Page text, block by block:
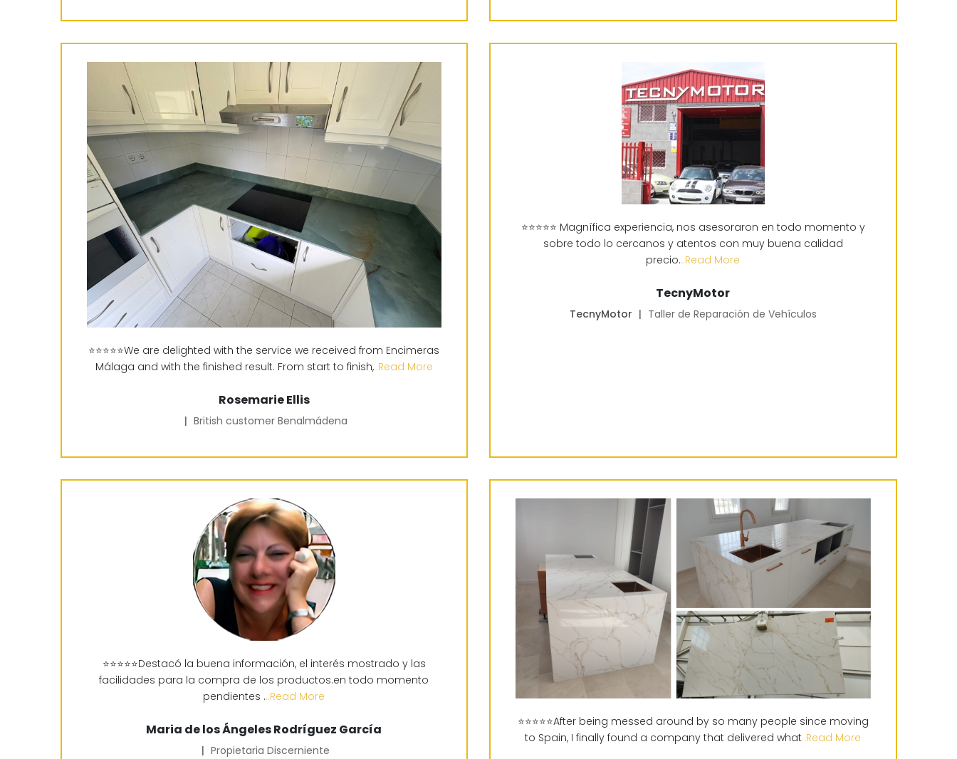
⭐⭐⭐⭐⭐We are delighted with the service we received from Encimeras
Málaga and with the finished result. From start to finish,..Read More
Rosemarie Ellis
| British customer Benalmádena
⭐⭐⭐⭐⭐ Magnífica experiencia, nos asesoraron en todo momento y
sobre todo lo cercanos y atentos con muy buena calidad
precio...Read More
TecnyMotor
TecnyMotor | Taller de Reparación de Vehículos
⭐⭐⭐⭐⭐Destacó la buena información, el interés mostrado y las
facilidades para la compra de los productos.en todo momento
pendientes ...Read More
Maria de los Ángeles Rodríguez García
| Propietaria Discerniente
⭐⭐⭐⭐⭐After being messed around by so many people since moving
to Spain, I finally found a company that delivered what..Read More